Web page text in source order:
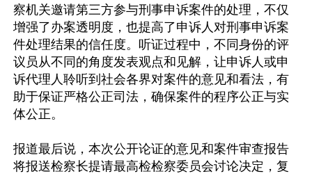
察机关邀请第三方参与刑事申诉案件的处理，不仅
增强了办案透明度，也提高了申诉人对刑事申诉案
件处理结果的信任度。听证过程中，不同身份的评
议员从不同的角度发表观点和见解，让申诉人或申
诉代理人聆听到社会各界对案件的意见和看法，有
助于保证严格公正司法，确保案件的程序公正与实
体公正。
报道最后说，本次公开论证的意见和案件审查报告
将报送检察长提请最高检检察委员会讨论决定，复